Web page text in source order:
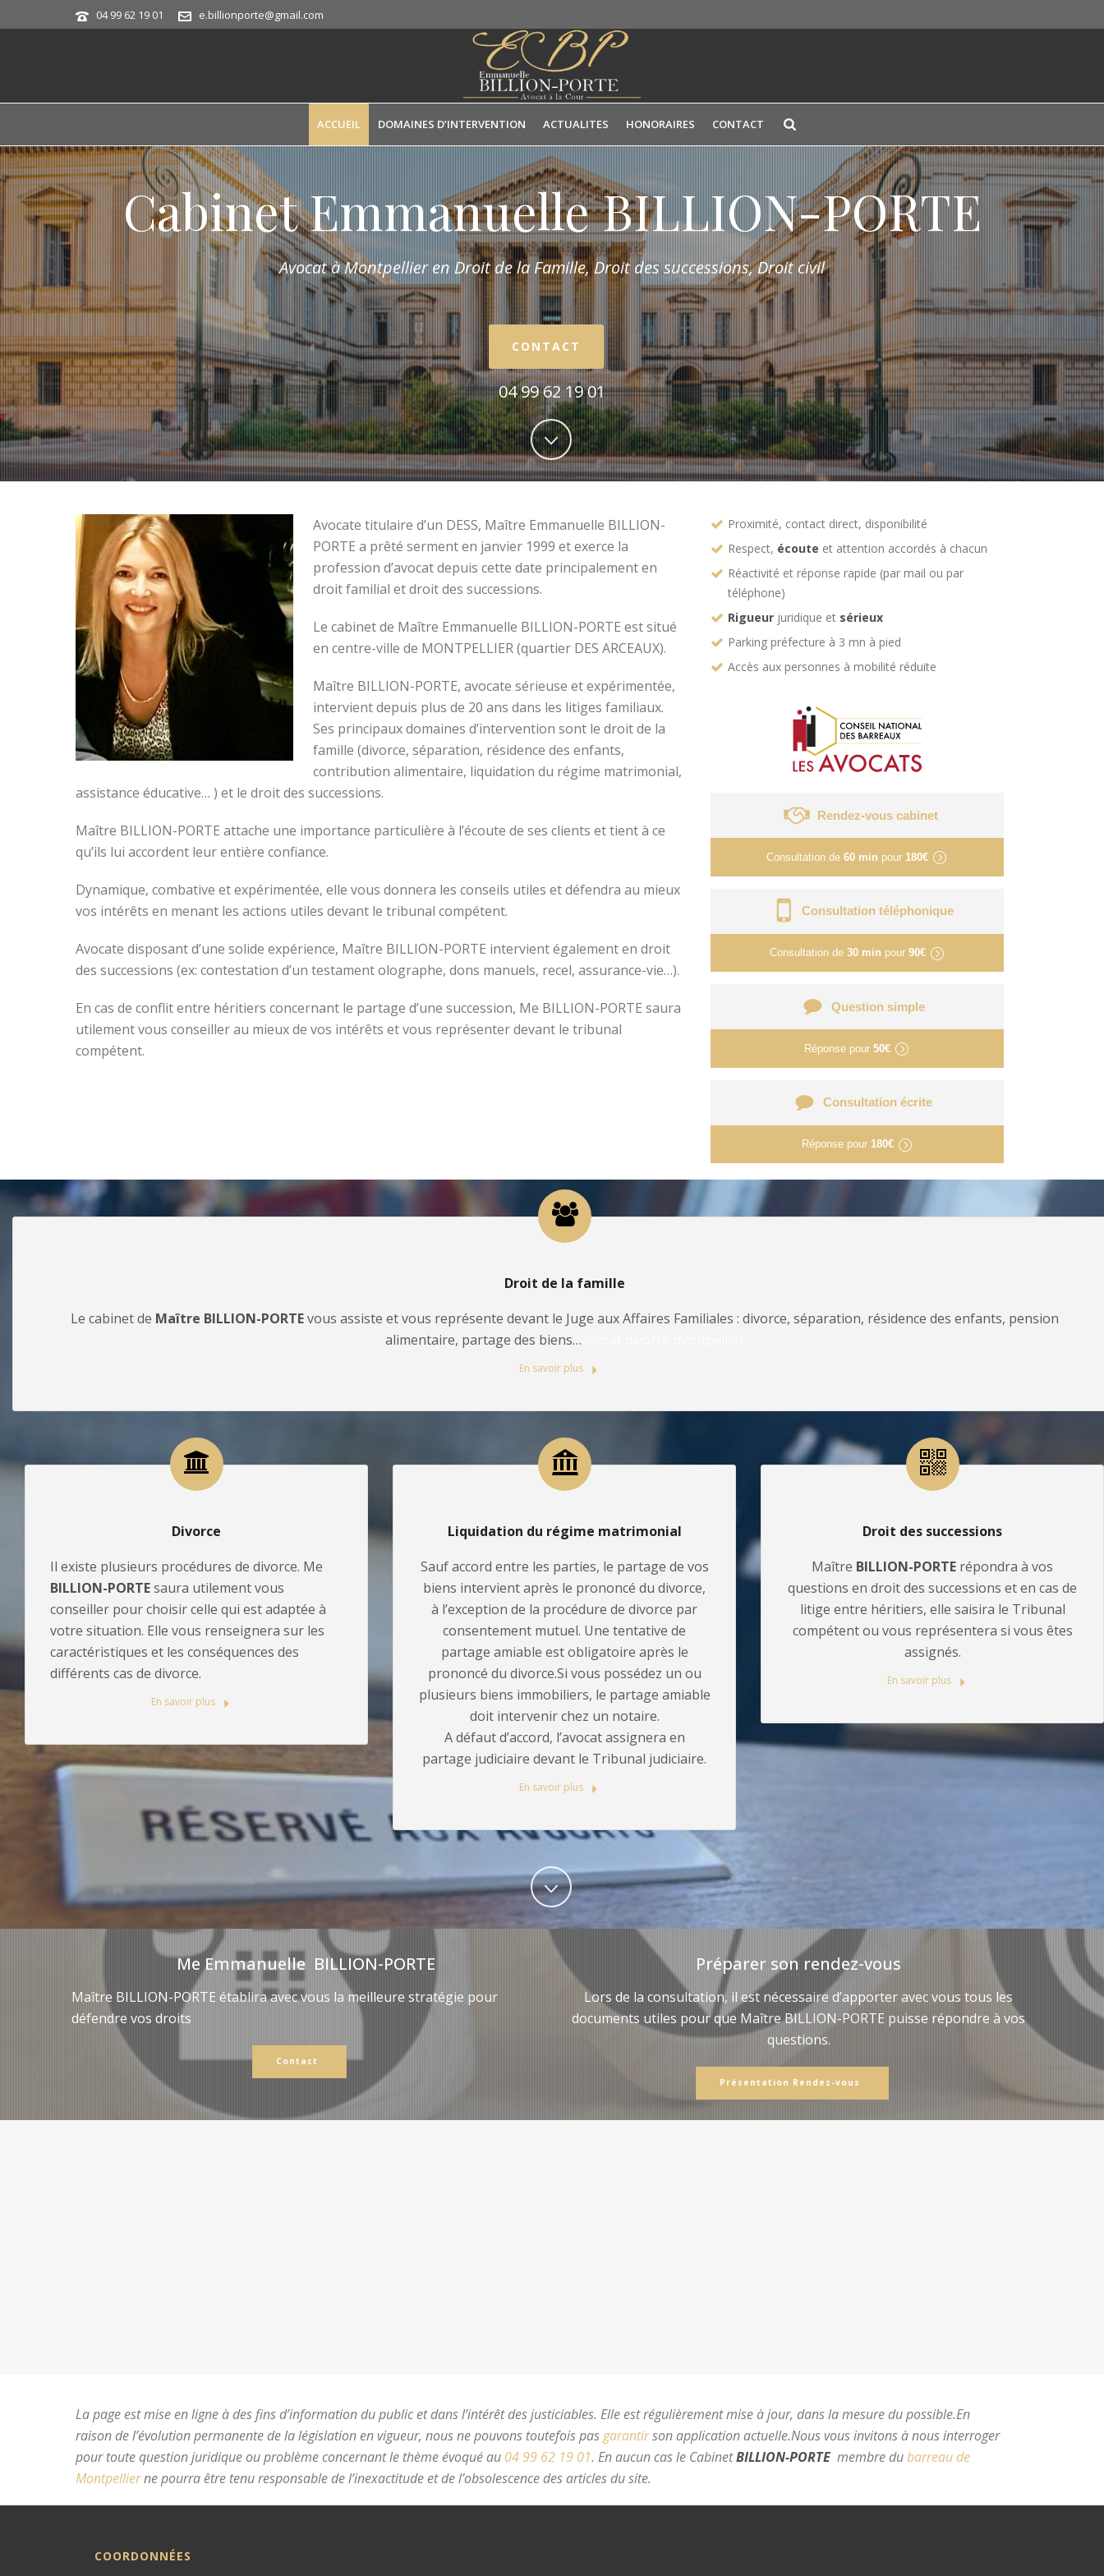
04 99 62 19 01 e.billionporte@gmail.com
ACCUEIL DOMAINES D’INTERVENTION ACTUALITES HONORAIRES CONTACT
Cabinet Emmanuelle BILLION-PORTE
Avocat à Montpellier en Droit de la Famille,Droit des successions, Droit civil
CONTACT
04 99 62 19 01
Avocate titulaire d’un DESS, Maître Emmanuelle BILLION-
PORTE a prêté serment en janvier 1999 et exerce la
profession d’avocat depuis cette date principalement en
droit familial et droit des successions.
Le cabinet de Maître Emmanuelle BILLION-PORTE est situé
en centre-ville de MONTPELLIER (quartier DES ARCEAUX).
Maître BILLION-PORTE, avocate sérieuse et expérimentée,
intervient depuis plus de 20 ans dans les litiges familiaux.
Ses principaux domaines d’intervention sont le droit de la
famille (divorce, séparation, résidence des enfants,
contribution alimentaire, liquidation du régime matrimonial,
assistance éducative… ) et le droit des successions.
Maître BILLION-PORTE attache une importance particulière à l’écoute de ses clients et tient à ce
qu’ils lui accordent leur entière confiance.
Dynamique, combative et expérimentée, elle vous donnera les conseils utiles et défendra au mieux
vos intérêts en menant les actions utiles devant le tribunal compétent.
Avocate disposant d’une solide expérience, Maître BILLION-PORTE intervient également en droit
des successions (ex: contestation d’un testament olographe, dons manuels, recel, assurance-vie…).
En cas de conflit entre héritiers concernant le partage d’une succession, Me BILLION-PORTE saura
utilement vous conseiller au mieux de vos intérêts et vous représenter devant le tribunal
compétent.
Proximité, contact direct, disponibilité
Respect, écoute et attention accordés à chacun
Réactivité et réponse rapide (par mail ou par
téléphone)
Rigueur juridique et sérieux
Parking préfecture à 3 mn à pied
Accès aux personnes à mobilité réduite
Rendez-vous cabinet
Consultation de60 min pour 180€
Consultation téléphonique
Consultation de 30 min pour 90€
Question simple
Réponse pour50€
Consultation écrite
Réponse pour 180€
Droit de la famille
Le cabinet de Maître BILLION-PORTEvous assiste et vous représente devant le Juge aux Affaires Familiales : divorce, séparation, résidence des enfants, pension
alimentaire, partage des biens…
En savoir plus
Divorce
Il existe plusieurs procédures de divorce. Me
BILLION-PORTEsaura utilement vous
conseiller pour choisir celle qui est adaptée à
votre situation. Elle vous renseignera sur les
caractéristiques et les conséquences des
différents cas de divorce.
En savoir plus
Liquidation du régime matrimonial
Sauf accord entre les parties, le partage de vos
biens intervient après le prononcé du divorce,
à l’exception de la procédure de divorce par
consentement mutuel. Une tentative de
partage amiable est obligatoire après le
prononcé du divorce.Si vous possédez un ou
plusieurs biens immobiliers, le partage amiable
doit intervenir chez un notaire.
A défaut d’accord, l’avocat assignera en
partage judiciaire devant le Tribunal judiciaire.
En savoir plus
Droit des successions
Maître BILLION-PORTE répondra à vos
questions en droit des successions et en cas de
litige entre héritiers, elle saisira le Tribunal
compétent ou vous représentera si vous êtes
assignés.
En savoir plus
Me Emmanuelle BILLION-PORTE
Maître BILLION-PORTE établira avec vous la meilleure stratégie pour
défendre vos droits
Contact
Préparer son rendez-vous
Lors de la consultation, il est nécessaire d’apporter avec vous tous les
documents utiles pour que Maître BILLION-PORTE puisse répondre à vos
questions.
Présentation Rendez-vous
La page est mise en ligne à des fins d’information du public et dans l’intérêt des justiciables. Elle est régulièrement mise à jour, dans la mesure du possible.En
raison de l’évolution permanente de la législation en vigueur, nous ne pouvons toutefois pasgarantirson application actuelle.Nous vous invitons à nous interroger
pour toute question juridique ou problème concernant le thème évoqué au 04 99 62 19 01. En aucun cas le CabinetBILLION-PORTE membre dubarreau de
Montpellierne pourra être tenu responsable de l’inexactitude et de l’obsolescence des articles du site.
COORDONNÉES